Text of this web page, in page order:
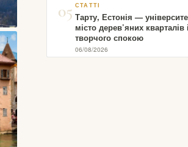
05 СТАТТІ
Тарту, Естонія —
місто дерев’яних кварталів і
творчого спокою
06/08/2026